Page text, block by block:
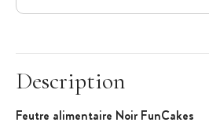
Description
Feutre alimentaire Noir FunCakes